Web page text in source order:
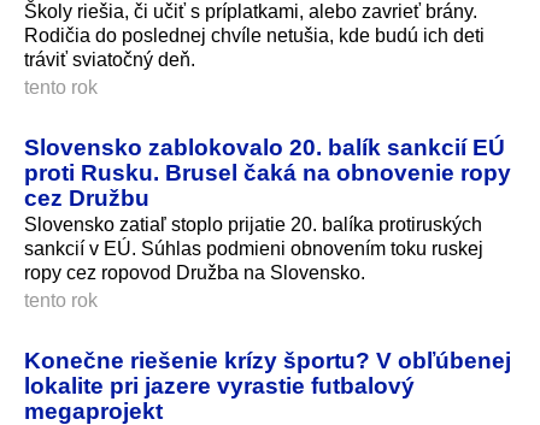
Školy riešia, či učiť s príplatkami, alebo zavrieť brány.
Rodičia do poslednej chvíle netušia, kde budú ich deti
tráviť sviatočný deň.
tento rok
Slovensko zablokovalo 20. balík sankcií EÚ
proti Rusku. Brusel čaká na obnovenie ropy
cez Družbu
Slovensko zatiaľ stoplo prijatie 20. balíka protiruských
sankcií v EÚ. Súhlas podmieni obnovením toku ruskej
ropy cez ropovod Družba na Slovensko.
tento rok
Konečne riešenie krízy športu? V obľúbenej
lokalite pri jazere vyrastie futbalový
megaprojekt